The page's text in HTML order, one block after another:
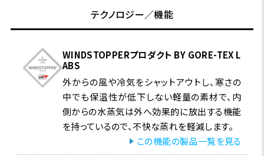
テクノロジー／機能
WINDSTOPPERプロダクト BY GORE-TEX L
ABS
外からの風や冷気をシャットアウトし、寒さの
中でも保温性が低下しない軽量の素材で、内
側からの水蒸気は外へ効果的に放出する機能
を持っているので、不快な蒸れを軽減します。
この機能の製品一覧を見る